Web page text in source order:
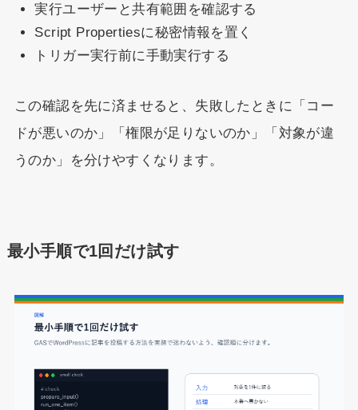
実行ユーザーと共有範囲を確認する
Script Propertiesに秘密情報を置く
トリガー実行前に手動実行する
この確認を先に済ませると、失敗したときに「コー
ドが悪いのか」「権限が足りないのか」「対象が違
うのか」を分けやすくなります。
最小手順で1回だけ試す